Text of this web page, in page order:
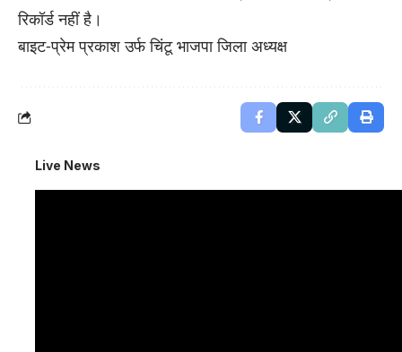
रिकॉर्ड नहीं है।
बाइट-प्रेम प्रकाश उर्फ चिंटू भाजपा जिला अध्यक्ष
Live News